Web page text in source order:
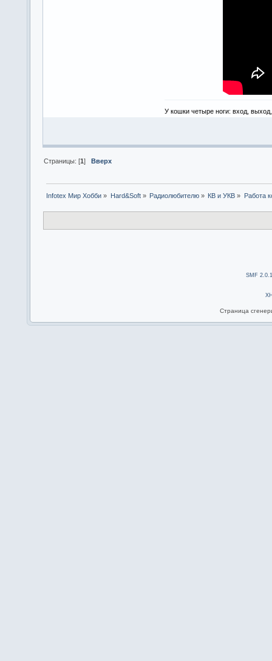
У кошки четыре ноги: вход,
Страницы: [1]Вверх
Infotex Мир Хобби » Hard&Soft» Радиолюбителю» КВ и УКВ » Работа
SMF
Страница